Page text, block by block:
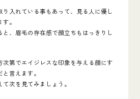
り入れている事もあって、見る人に優し
。
と、眉毛の存在感で顔立ちもはっきりし
次第でエイジレスな印象を与える顔にす
言えます。
次を見てみましょう。